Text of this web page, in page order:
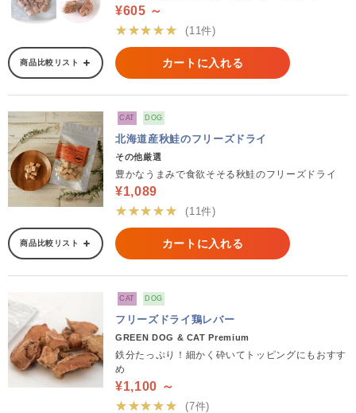
¥605 ～
★★★★★
(11件)
商品比較リスト カートに入れる
CAT DOG
北海道産秋鮭のフリーズドライ
その他厳選
豊かなうまみで食欲そそる秋鮭のフリーズドライ
¥1,089
★★★★★
(11件)
商品比較リスト カートに入れる
CAT DOG
フリーズドライ鶏レバー
GREEN DOG & CAT Premium
鉄分たっぷり！細かく砕いてトッピングにもおすす
め
¥1,100 ～
★★★★★
(7件)